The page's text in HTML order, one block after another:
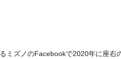
ミズノのFacebookで2020年に座右